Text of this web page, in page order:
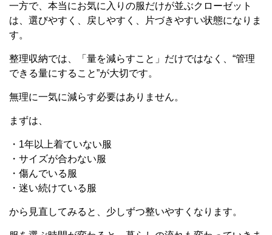
一方で、本当にお気に入りの服だけが並ぶクローゼット
は、選びやすく、戻しやすく、片づきやすい状態になりま
す。
整理収納では、「量を減らすこと」だけではなく、“管理
できる量にすること”が大切です。
無理に一気に減らす必要はありません。
まずは、
・1年以上着ていない服
・サイズが合わない服
・傷んでいる服
・迷い続けている服
から見直してみると、少しずつ整いやすくなります。